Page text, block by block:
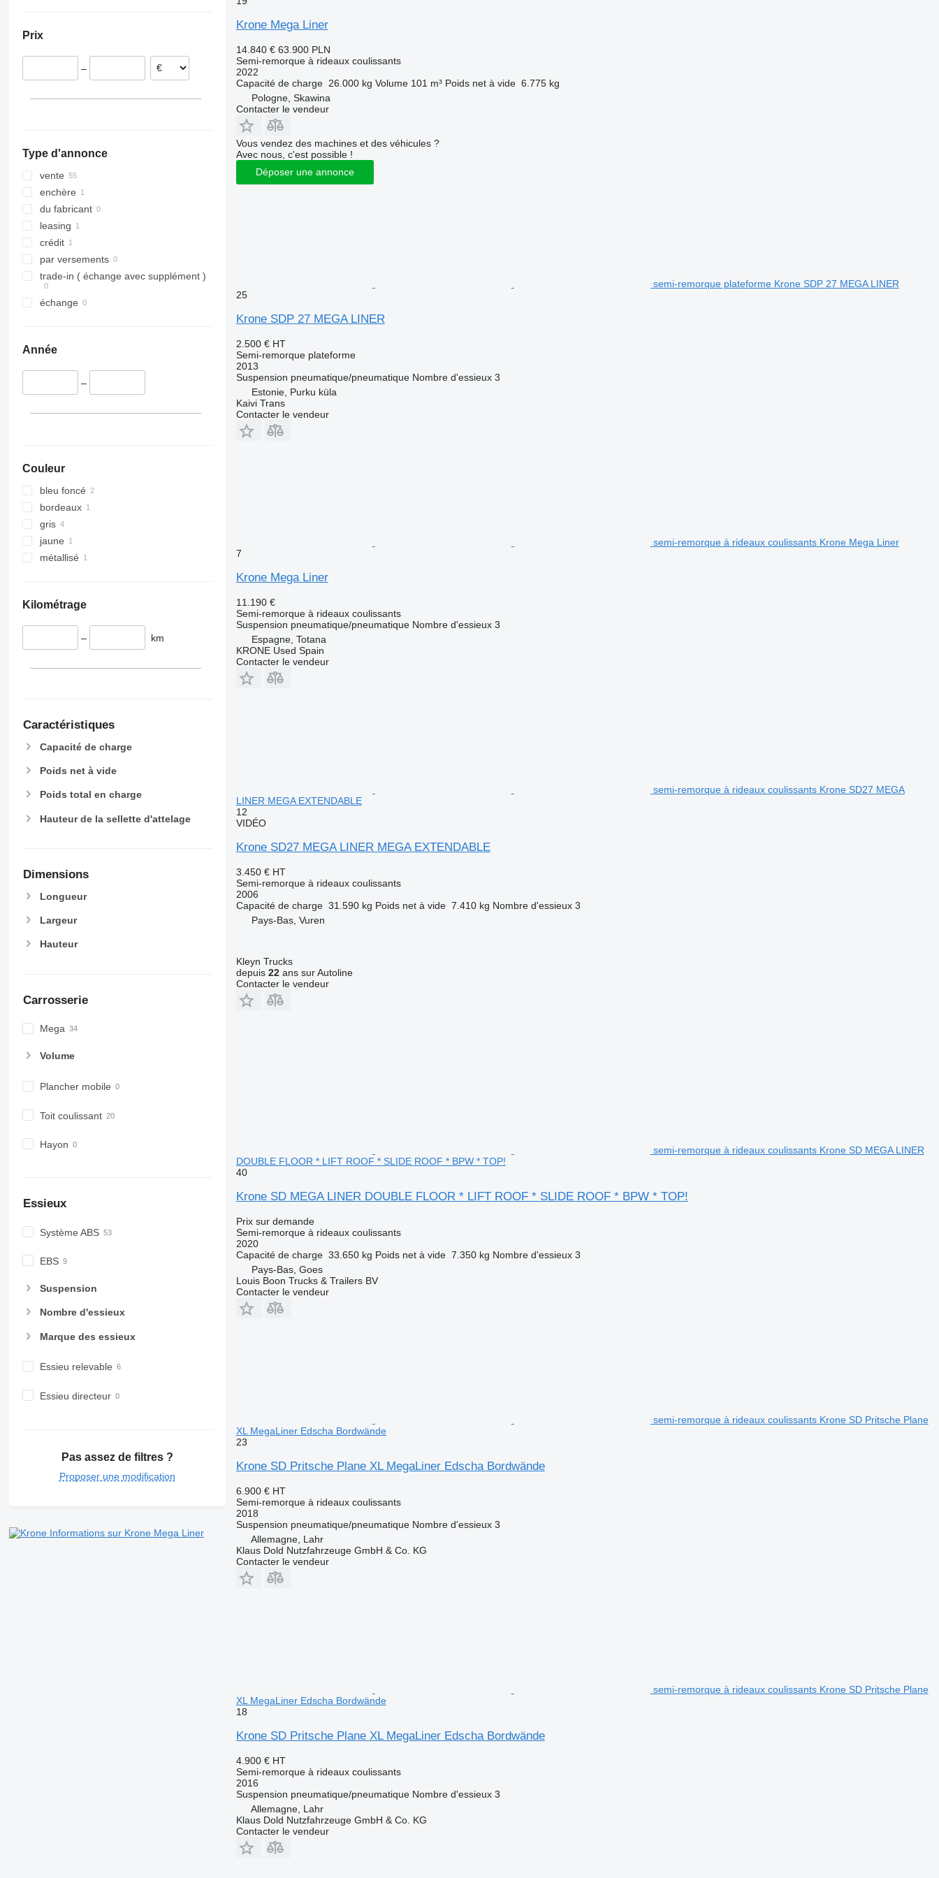
Pologne
Hongrie
Prix
–
Type d'annonce
vente
enchère
du fabricant
leasing
crédit
par versements
trade-in ( échange avec supplément )
échange
Année
–
Couleur
bleu foncé
bordeaux
gris
jaune
métallisé
Kilométrage
– km
Caractéristiques
Capacité de charge
Poids net à vide
Poids total en charge
Hauteur de la sellette d'attelage
Dimensions
Longueur
Largeur
Hauteur
Carrosserie
Mega
Volume
Plancher mobile
Toit coulissant
Hayon
Essieux
Système ABS
EBS
Suspension
Nombre d'essieux
Marque des essieux
Essieu relevable
Essieu directeur
Pas assez de filtres ?
Proposer une modification
Informations sur Krone Mega Liner
Krone Mega Liner
14.840 € 63.900 PLN
Semi-remorque à rideaux coulissants
2022
Capacité de charge 26.000 kg Volume 101 m³ Poids net à vide 6.775 kg
Pologne, Skawina
Contacter le vendeur
Vous vendez des machines et des véhicules ?
Avec nous, c'est possible !
Déposer une annonce
semi-remorque plateforme Krone SDP 27 MEGA LINER
25
Krone SDP 27 MEGA LINER
2.500 € HT
Semi-remorque plateforme
2013
Suspension pneumatique/pneumatique Nombre d'essieux 3
Estonie, Purku küla
Kaivi Trans
Contacter le vendeur
semi-remorque à rideaux coulissants Krone Mega Liner
7
Krone Mega Liner
11.190 €
Semi-remorque à rideaux coulissants
Suspension pneumatique/pneumatique Nombre d'essieux 3
Espagne, Totana
KRONE Used Spain
Contacter le vendeur
semi-remorque à rideaux coulissants Krone SD27 MEGA
LINER MEGA EXTENDABLE
12
VIDÉO
Krone SD27 MEGA LINER MEGA EXTENDABLE
3.450 € HT
Semi-remorque à rideaux coulissants
2006
Capacité de charge 31.590 kg Poids net à vide 7.410 kg Nombre d'essieux 3
Pays-Bas, Vuren
Kleyn Trucks
depuis 22ans sur Autoline
Contacter le vendeur
semi-remorque à rideaux coulissants Krone SD MEGA LINER
DOUBLE FLOOR * LIFT ROOF * SLIDE ROOF * BPW * TOP!
40
Krone SD MEGA LINER DOUBLE FLOOR * LIFT ROOF * SLIDE ROOF * BPW * TOP!
Prix sur demande
Semi-remorque à rideaux coulissants
2020
Capacité de charge 33.650 kg Poids net à vide 7.350 kg Nombre d'essieux 3
Pays-Bas, Goes
Louis Boon Trucks & Trailers BV
Contacter le vendeur
semi-remorque à rideaux coulissants Krone SD Pritsche Plane
XL MegaLiner Edscha Bordwände
23
Krone SD Pritsche Plane XL MegaLiner Edscha Bordwände
6.900 € HT
Semi-remorque à rideaux coulissants
2018
Suspension pneumatique/pneumatique Nombre d'essieux 3
Allemagne, Lahr
Klaus Dold Nutzfahrzeuge GmbH & Co. KG
Contacter le vendeur
semi-remorque à rideaux coulissants Krone SD Pritsche Plane
XL MegaLiner Edscha Bordwände
18
Krone SD Pritsche Plane XL MegaLiner Edscha Bordwände
4.900 € HT
Semi-remorque à rideaux coulissants
2016
Suspension pneumatique/pneumatique Nombre d'essieux 3
Allemagne, Lahr
Klaus Dold Nutzfahrzeuge GmbH & Co. KG
Contacter le vendeur